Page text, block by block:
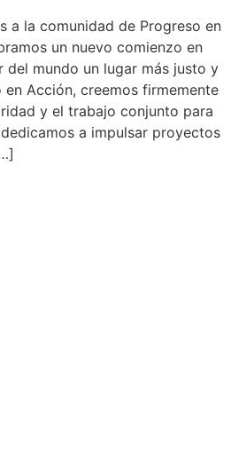
a la comunidad de Progreso en
un nuevo comienzo en
del mundo un lugar más justo y
en Acción, creemos firmemente
y el trabajo conjunto para
a impulsar proyectos